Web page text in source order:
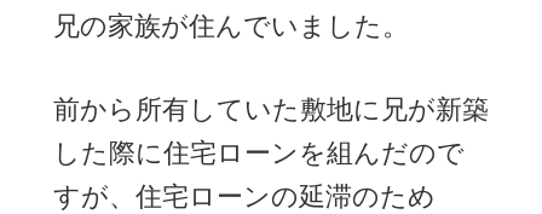
兄の家族が住んでいました。
前から所有していた敷地に兄が新築
した際に住宅ローンを組んだので
すが、住宅ローンの延滞のため